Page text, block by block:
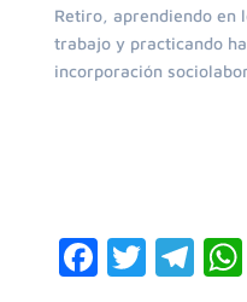
Retiro, aprendiendo en
trabajo y practicando
incorporación
F
T
T